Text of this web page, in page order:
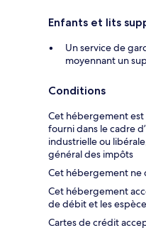
Enfants et lits
Un service de
moyennant un
Conditions
Cet hébergement
fourni dans le cadre
industrielle ou
général des impôts
Cet hébergement ne
Cet hébergement
de débit et les
Cartes de crédit